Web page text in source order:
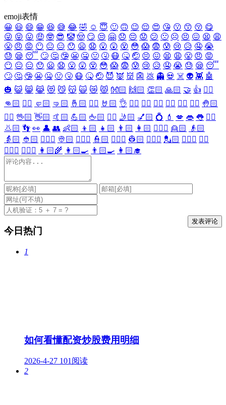
emoji表情
😀 😃 😄 😁 😆 😅 😂 🤣 ☺️ 😇 🙂 🙃 😉 😌 😍 😘 😗 😙 😚 😋
😜 😝 😛 🤑 🤓 😎 🤡 🤠 😏 😒 🤗 😞 😔 😟 😕 🙁 ☹️ 😣 😖 😫 😩
😤 😠 😡 😶 😐 😑 😯 😦 😧 😮 😲 😵 😳 😱 😨 😰 😢 😥 🤤 😭
😓 😪 😴 🙄 🤔 🤥 😬 🤐 🤢 🤧 😷 🤒 🤕 😣 😖 😫 😩 😤 😠 😡
😶 😐 😑 😯 😦 😧 😮 😲 😵 😳 😱 😨 😰 😢 😥 🤤 😭 😓 😪 😴
🙄 🤔 🤥 😬 🤐 🤢 🤧 😷 🤒 🤕 😈 👿 👹 👺 💩 👻 💀 ☠️ 👽 👾 🤖
🎃 😺 😸 😹 😻 😼 😽 🙀 😿 😾 👐🏻 🙌🏻 👏🏻 🙏🏻 🤝 👍 👎🏻
👊🏻 ✊🏻 🤛🏻 🤜🏻 🤞🏻 ✌🏻 🤘🏻 👌 👈🏻 👉🏻 👆🏻 👇🏻 ☝🏻 ✋🏻 🤚🏻
🖐🏻 🖖🏻 👋🏻 🤙🏻 💪🏻 🖕🏻 ✍🏻 🤳🏻 💅🏻 💍 💄 💋 👄 👅 👂🏻
👃🏻 👣 👀 👤 👥 👶🏻 👦🏻 👧🏻 👨🏻 👩🏻 👱🏻‍♀️ 👱🏻
👴🏻
👵🏻 👲🏻 👳🏻‍♀️ 👳🏻 👮🏻‍♀️ 👮🏻 👷🏻‍♀️ 👷🏻 💂🏻‍♀️ 💂🏻 🕵🏻‍♀️ 🕵🏻
👩🏻‍⚕️ 👨🏻‍⚕️ 👩🏻‍🌾 👩🏻‍🍳 👨🏻‍🍳 👩🏻‍🎓
今日热门
1
如何看懂配资炒股费用明细
2026-4-27 101阅读
2